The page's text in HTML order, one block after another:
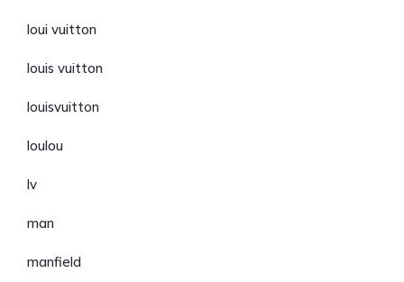
loui vuitton
louis vuitton
louisvuitton
loulou
lv
man
manfield